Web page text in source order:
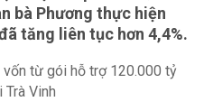
bà Phương thực hiện
tăng liên tục hơn 4,4%.
từ gói hỗ trợ 120.000 tỷ
Vinh